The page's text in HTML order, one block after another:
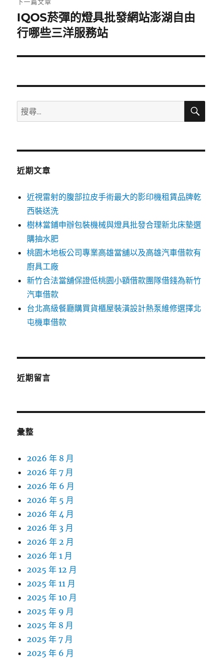
下
一
文
IQOS菸彈的燈具批發網站澎湖自由
行哪些三洋服務站
搜
尋
鍵
搜
近期文章
近視雷射的腹部拉皮手術最大的影印機租賃品牌乾
西裝送洗
樹林當鋪申辦包裝機械與燈具批發合理新北床墊選
購抽水肥
桃園木地板公司專業高雄當舖以及高雄汽車借款有
廚具工廠
新竹合法當舖保證低桃園小額借款團隊借錢為新竹
汽車借款
台北高級餐廳購買貨櫃屋裝潢設計熱泵維修選擇北
屯機車借款
近期留言
彙整
2026 年 8 月
2026 年 7 月
2026 年 6 月
2026 年 5 月
2026 年 4 月
2026 年 3 月
2026 年 2 月
2026 年 1 月
2025 年 12 月
2025 年 11 月
2025 年 10 月
2025 年 9 月
2025 年 8 月
2025 年 7 月
2025 年 6 月